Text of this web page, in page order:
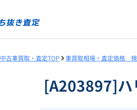
中古車買取・査定TOP 車買取相場・査定価格
[A203897]